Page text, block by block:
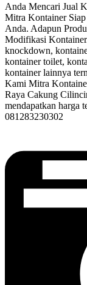
Anda Mencari Jual
Mitra Kontainer Siap
Anda. Adapun
Modifikasi
knockdown,
kontainer toilet,
kontainer lainnya
Kami Mitra
Raya Cakung
mendapatkan harga
081283230302